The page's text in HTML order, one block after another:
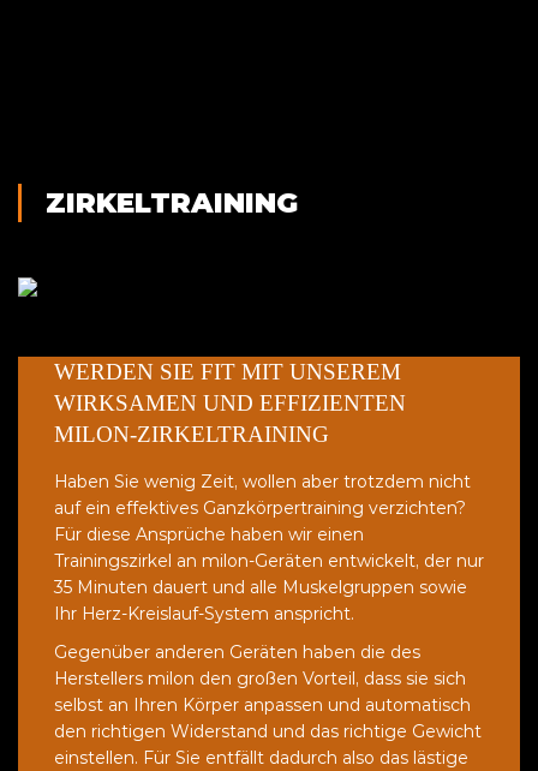
ZIRKELTRAINING
WERDEN SIE FIT MIT UNSEREM
WIRKSAMEN UND EFFIZIENTEN
MILON-ZIRKELTRAINING
Haben Sie wenig Zeit, wollen aber trotzdem nicht
auf ein effektives Ganzkörpertraining verzichten?
Für diese Ansprüche haben wir einen
Trainingszirkel an milon-Geräten entwickelt, der nur
35 Minuten dauert und alle Muskelgruppen sowie
Ihr Herz-Kreislauf-System anspricht.
Gegenüber anderen Geräten haben die des
Herstellers milon den großen Vorteil, dass sie sich
selbst an Ihren Körper anpassen und automatisch
den richtigen Widerstand und das richtige Gewicht
einstellen. Für Sie entfällt dadurch also das lästige